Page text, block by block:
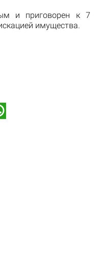
и приговорен к 7
имущества.